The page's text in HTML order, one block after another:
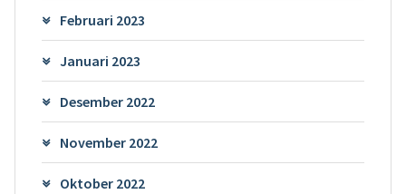
Februari 2023
Januari 2023
Desember 2022
November 2022
Oktober 2022